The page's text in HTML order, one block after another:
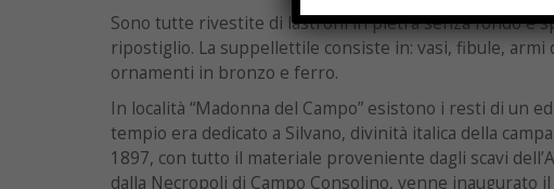
Sono tutte rivestite di lastroni in pietra senza fondo e
ripostiglio. La suppellettile consiste in: vasi, fibule, armi
ornamenti in bronzo e ferro.
In località “Madonna del Campo” esistono i resti di un
tempio era dedicato a Silvano, divinità italica della
1897, con tutto il materiale proveniente dagli scavi
dalla Necropoli di Campo Consolino, venne inaugurato